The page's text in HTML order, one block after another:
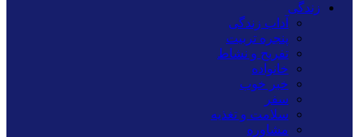
زندگی
آداب زندگی
پنجره تربیت
تفریح و نشاط
خانواده
خبر خوب
سفر
سلامت و تغذیه
مشاوره